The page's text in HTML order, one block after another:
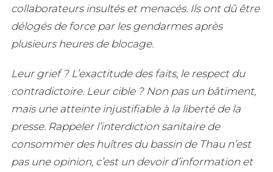
collaborateurs insultés et menacés. Ils ont dû être
délogés de force par les gendarmes après
plusieurs heures de blocage.
Leur grief ? L’exactitude des faits, le respect du
contradictoire. Leur cible ? Non pas un bâtiment,
mais une atteinte injustifiable à la liberté de la
presse. Rappeler l’interdiction sanitaire de
consommer des huîtres du bassin de Thau n’est
pas une opinion, c’est un devoir d’information et